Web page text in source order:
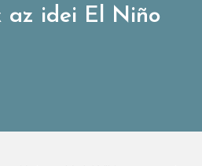
az idei El Niño